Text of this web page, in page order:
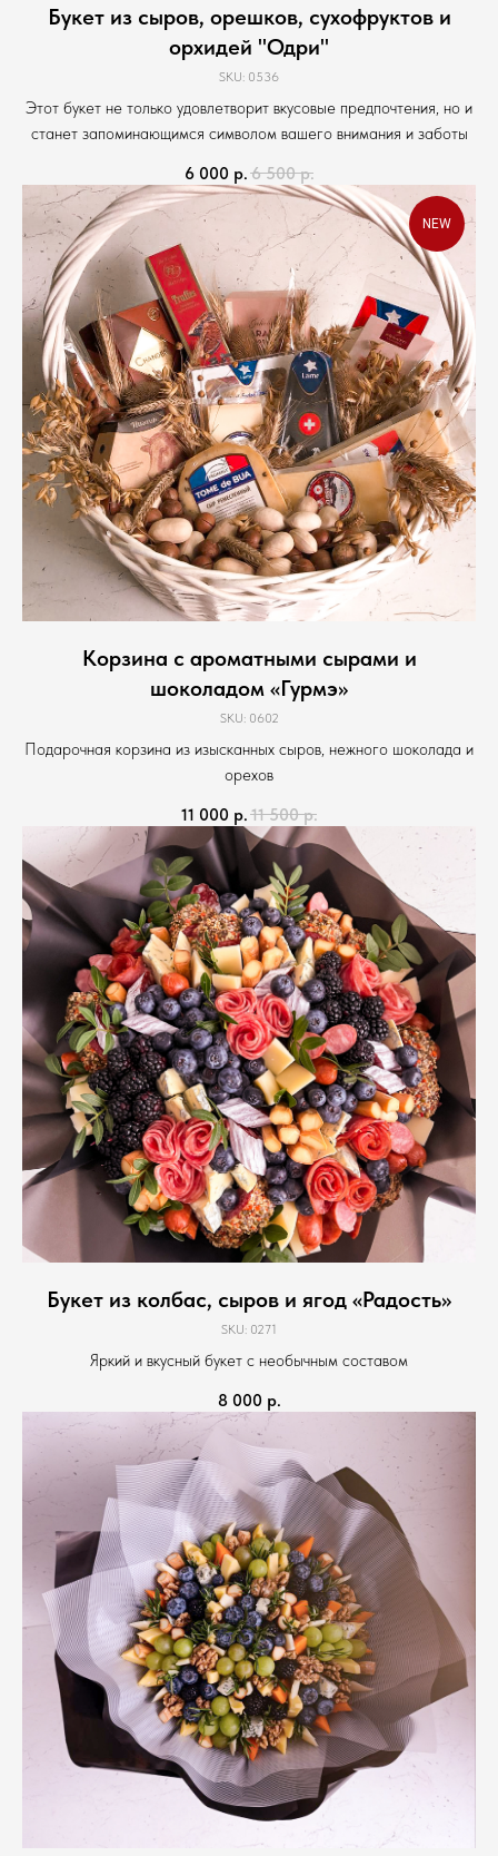
Букет из сыров, орешков, сухофруктов и
орхидей "Одри"
SKU: 0536
Этот букет не только удовлетворит вкусовые предпочтения, но и
станет запоминающимся символом вашего внимания и заботы
6 000 р.6 500 р.
NEW
Корзина с ароматными сырами и
шоколадом «Гурмэ»
SKU: 0602
Подарочная корзина из изысканных сыров, нежного шоколада и
орехов
11 000 р.11 500 р.
Букет из колбас, сыров и ягод «Радость»
SKU: 0271
Яркий и вкусный букет с необычным составом
8 000 р.